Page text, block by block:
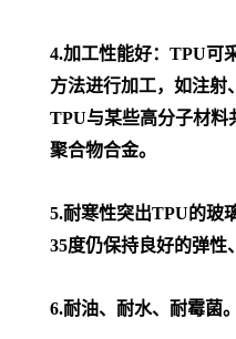
4.加工性能好：TPU可
方法进行加工，如注射
TPU与某些高分子材料
聚合物合金。
5.耐寒性突出TPU的玻
35度仍保持良好的弹性
6.耐油、耐水、耐霉菌。